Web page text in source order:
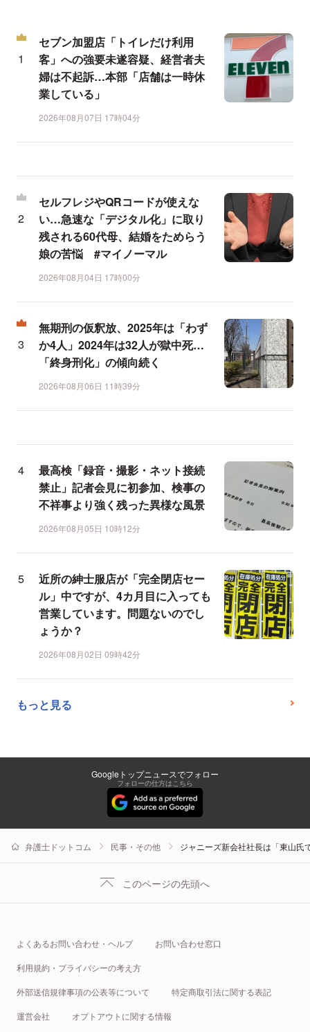
セブン加盟店「トイレだけ利用
客」への強要未遂容疑、経営者夫
婦は不起訴…本部「店舗は一時休
業している」
2026年08月07日 17時04分
セルフレジやQRコードが使えな
い…急速な「デジタル化」に取り
残される60代母、結婚をためらう
娘の苦悩 #マイノーマル
2026年08月04日 17時00分
無期刑の仮釈放、2025年は「わず
か4人」2024年は32人が獄中死…
「終身刑化」の傾向続く
2026年08月06日 11時39分
最高検「録音・撮影・ネット接続
禁止」記者会見に初参加、検事の
不祥事より強く残った異様な風景
2026年08月05日 10時12分
近所の紳士服店が「完全閉店セー
ル」中ですが、4カ月目に入っても
営業しています。問題ないのでし
ょうか？
2026年08月02日 09時42分
もっと見る
Googleトップニュースでフォロー
フォローの仕方はこちら
弁護士ドットコム 民事・その他 ジャニーズ新会社社長は「東山氏
このページの先頭へ
よくあるお問い合わせ・ヘルプ お問い合わせ窓口
利用規約・プライバシーの考え方
外部送信規律事項の公表等について 特定商取引法に関する表記
運営会社 オプトアウトに関する情報